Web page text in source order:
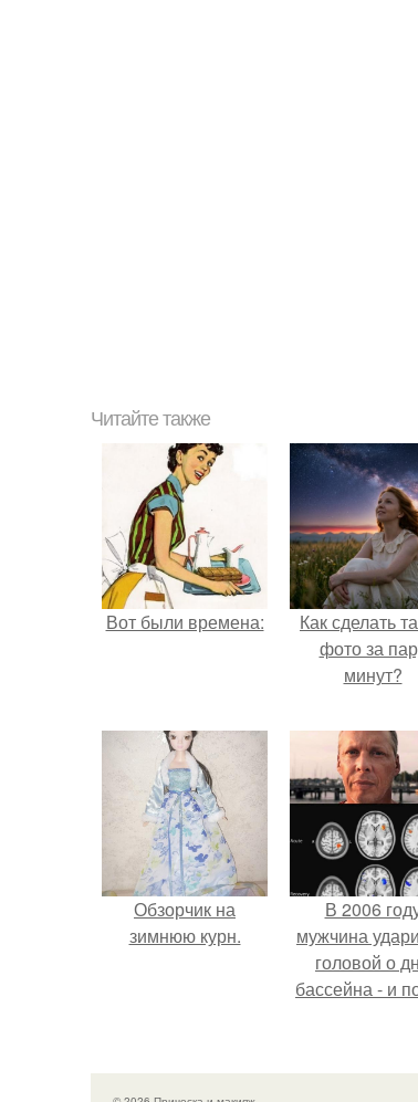
Читайте также
Вот были времена:
Как сделать
фото за
минут?
Обзорчик на
зимнюю курн.
В 2006
мужчина
головой о
бассейна - и
странным